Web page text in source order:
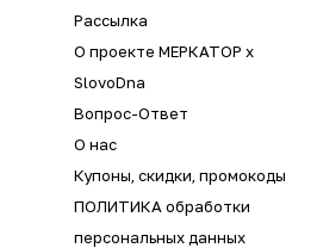
Рассылка
О проекте МЕРКАТОР x
SlovoDna
Вопрос-Ответ
О нас
Купоны, скидки, промокоды
ПОЛИТИКА обработки
персональных данных